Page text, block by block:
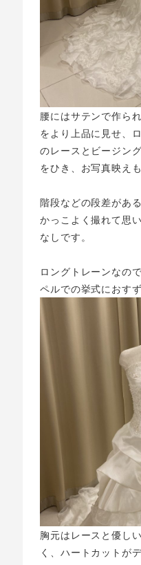
腰にはサテンで作ら
をより上品に見せ、
のレースとビージン
をひき、お写真映え
階段などの段差があ
かっこよく撮れて思
なしです。
ロングトレーンなの
ペルでの挙式におすず
胸元はレースと優し
く、ハートカットが